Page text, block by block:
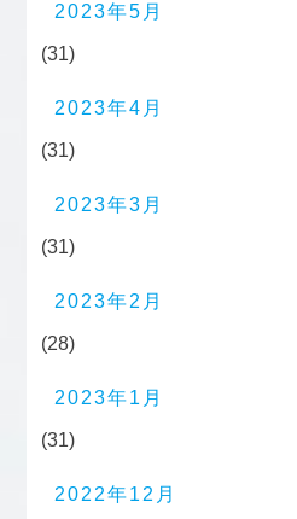
2023年5月
(31)
2023年4月
(31)
2023年3月
(31)
2023年2月
(28)
2023年1月
(31)
2022年12月